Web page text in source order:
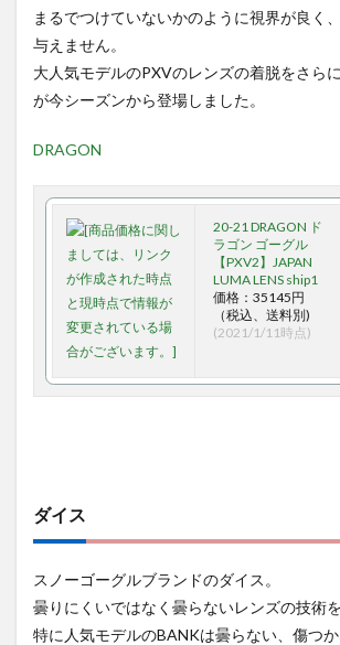
まるでつけていないかのように視界が良く
与えません。
大人気モデルのPXVのレンズの着脱をさら
が今シーズンから登場しました。
DRAGON
20-21 DRAGON ド
ラゴン ゴーグル
【PXV2】JAPAN
LUMA LENS ship1
価格：35145円
（税込、送料別)
(2021/1/11時点)
ダイス
スノーゴーグルブランドのダイス。
曇りにくいではなく曇らないレンズの技術
特に人気モデルのBANKは曇らない、傷つ